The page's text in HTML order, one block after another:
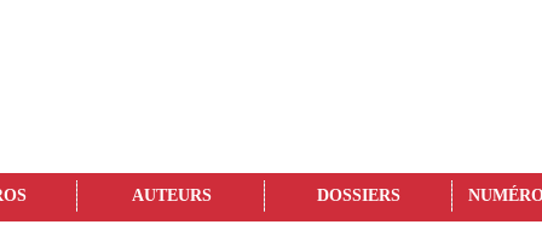
AUTEURS DOSSIERS